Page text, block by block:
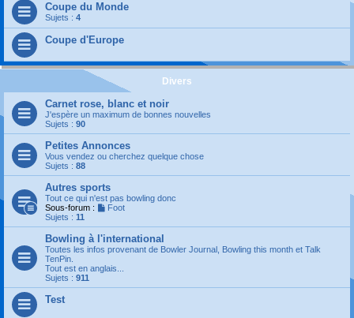
Coupe du Monde
Sujets : 4
Coupe d'Europe
Divers
Carnet rose, blanc et noir
J'espère un maximum de bonnes nouvelles
Sujets : 90
Petites Annonces
Vous vendez ou cherchez quelque chose
Sujets : 88
Autres sports
Tout ce qui n'est pas bowling donc
Sous-forum :
Foot
Sujets : 11
Bowling à l'international
Toutes les infos provenant de Bowler Journal, Bowling this month et Talk
TenPin.
Tout est en anglais...
Sujets : 911
Test